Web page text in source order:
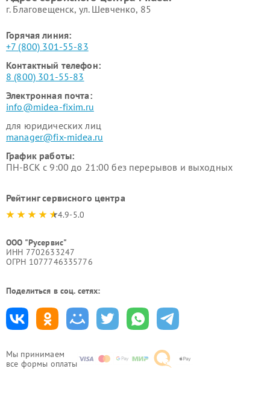
Мы принимаем
все формы оплаты
г. Благовещенск, ул. Шевченко, 85
Горячая линия:
+7 (800) 301-55-83
Контактный телефон:
8 (800) 301-55-83
Электронная почта:
info@midea-fixim.ru
для юридических лиц
manager@fix-midea.ru
График работы:
ПН-ВСК с 9:00 до 21:00 без перерывов и выходных
Рейтинг сервисного центра
4.9-5.0
ООО "Русервис"
ИНН 7702633247
ОГРН 1077746335776
Поделиться в соц. сетях: